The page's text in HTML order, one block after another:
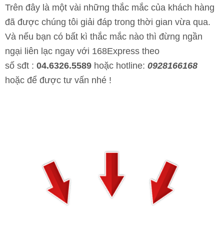
Trên đây là một vài những thắc mắc của khách hàng
đã được chúng tôi giải đáp trong thời gian vừa qua.
Và nếu bạn có bất kì thắc mắc nào thì đừng ngần
ngại liên lạc ngay với 168Express theo
số sđt : 04.6326.5589 hoặc hotline: 0928166168
hoặc để được tư vấn nhé !